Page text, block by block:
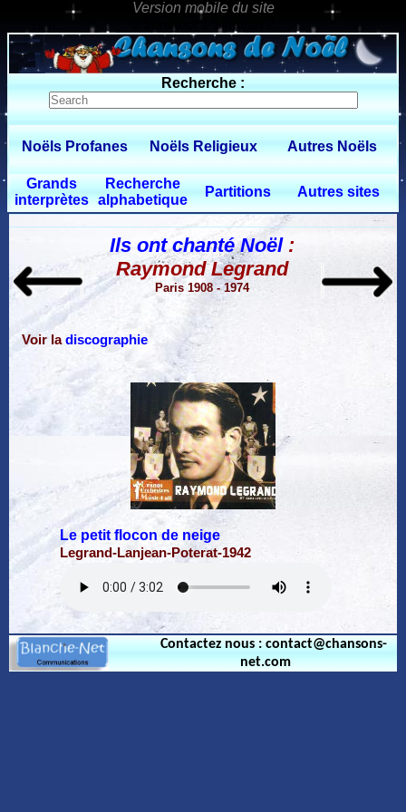
0 $limitbot 1 $limittot 2
Recherche :
Noëls Profanes Noëls Religieux Autres Noëls
Grands
interprètes
Recherche
alphabetique
Partitions Autres sites
Ils ont chanté Noël:
Raymond Legrand
Paris 1908 - 1974
Voir ladiscographie
Le petit flocon de neige
Legrand-Lanjean-Poterat-1942
Contactez nous : contact@chansons-
net.com